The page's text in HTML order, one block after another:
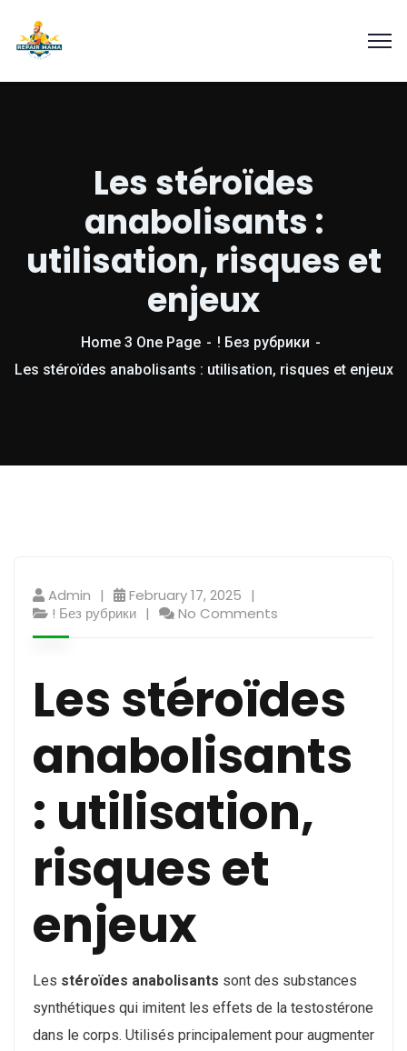
Les stéroïdes
anabolisants :
utilisation, risques et
enjeux
Home 3 One Page
! Без рубрики
Les stéroïdes anabolisants : utilisation, risques et enjeux
Admin
February 17, 2025
! Без рубрики
No Comments
Les stéroïdes
anabolisants
: utilisation,
risques et
enjeux
Les stéroïdes anabolisants sont des substances
synthétiques qui imitent les effets de la testostérone
dans le corps. Utilisés principalement pour augmenter